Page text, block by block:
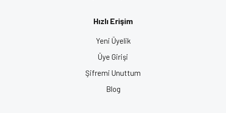
Hızlı Erişim
Yeni Üyelik
Üye Girişi
Şifremi Unuttum
Blog